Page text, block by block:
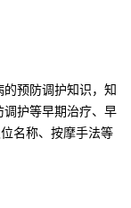
预防调护知识，知
护等早期治疗、早
名称、按摩手法等